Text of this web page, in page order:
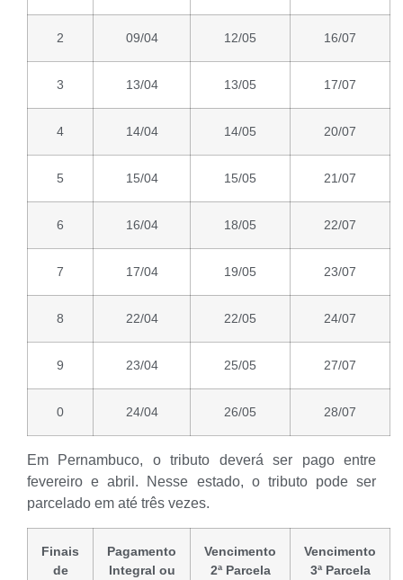
2 09/04 12/05 16/07
3 13/04 13/05 17/07
4 14/04 14/05 20/07
5 15/04 15/05 21/07
6 16/04 18/05 22/07
7 17/04 19/05 23/07
8 22/04 22/05 24/07
9 23/04 25/05 27/07
0 24/04 26/05 28/07
Em Pernambuco, o tributo deverá ser pago entre
fevereiro e abril. Nesse estado, o tributo pode ser
parcelado em até três vezes.
Finais
de
Pagamento
Integral ou
Vencimento
2ª Parcela
Vencimento
3ª Parcela